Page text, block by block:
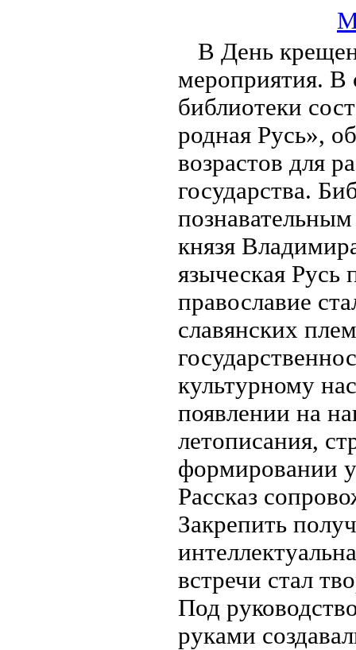
В День
мероприятия. В
библиотеки
родная Русь»,
возрастов для
государства.
князя
языческая
православие
славянских
культурному
появлении на
летописания,
формировании
Рассказ
Закрепить
встречи стал
Под
руками